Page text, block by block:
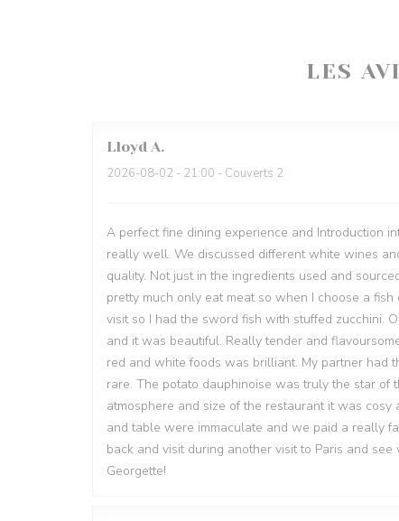
LES
Lloyd A
2026-08-02 - 21:00 - Couverts 2
A perfect fine dining experience and Introduction
really well. We discussed different white wines
quality. Not just in the ingredients used and
pretty much only eat meat so when I choose a
visit so I had the sword fish with stuffed zucchini.
and it was beautiful. Really tender and
red and white foods was brilliant. My partner had
rare. The potato dauphinoise was truly the star
atmosphere and size of the restaurant it was
and table were immaculate and we paid a really
back and visit during another visit to Paris and
Georgette!